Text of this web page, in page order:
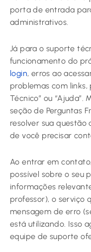
porta de entrada
administrativos.
Já para o suporte
funcionamento do
login, erros ao
problemas com
Técnico” ou
seção de Perguntas
resolver sua
de você precisar
Ao entrar em
possível sobre o seu
informações
professor), o serviço
mensagem de erro
está utilizando. Isso
equipe de suporte